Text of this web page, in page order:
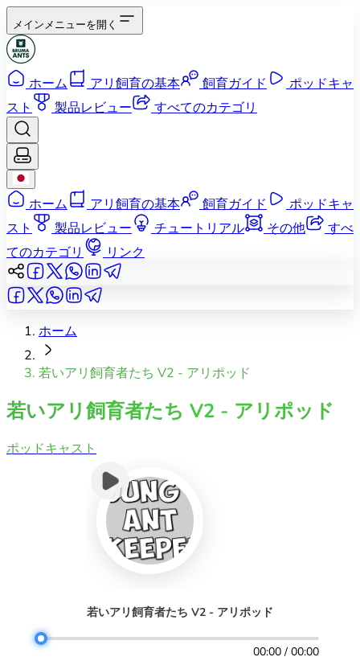
メインメニューを開く
ホーム アリ飼育の基本 飼育ガイド
ポッドキャ
スト
製品レビュー すべてのカテゴリ
ホーム アリ飼育の基本 飼育ガイド
ポッドキャ
スト
製品レビュー チュートリアル その他
すべ
てのカテゴリ
リンク
ホーム
若いアリ飼育者たち V2 - アリポッド
若いアリ飼育者たち V2 - アリポッド
ポッドキャスト
若いアリ飼育者たち V2 - アリポッド
00:00 / 00:00